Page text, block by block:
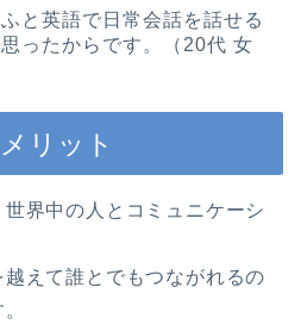
と英語で日常会話を話せる
ったからです。（20代 女
リット
界中の人とコミュニケーシ
えて誰とでもつながれるの